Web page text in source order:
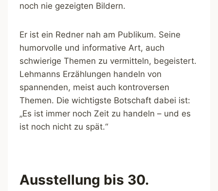
noch nie gezeigten Bildern.
Er ist ein Redner nah am Publikum. Seine
humorvolle und informative Art, auch
schwierige Themen zu vermitteln, begeistert.
Lehmanns Erzählungen handeln von
spannenden, meist auch kontroversen
Themen. Die wichtigste Botschaft dabei ist:
„Es ist immer noch Zeit zu handeln – und es
ist noch nicht zu spät.“
Ausstellung bis 30.